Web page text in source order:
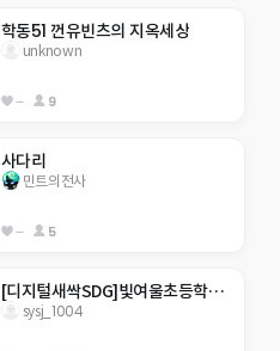
학동51 껀유빈츠의 지옥세상
unknown
-- 9
사다리
민트의전사
-- 5
[디지털새싹SDG]빛여울초등학교 sysj_1004
sysj_1004